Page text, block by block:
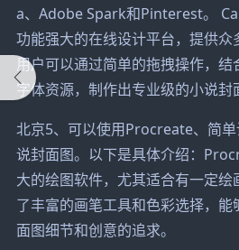
a、Adobe Spark和Pinterest。
功能强大的在线设计平台，提供众
用户可以通过简单的拖拽操作，
字体资源，制作出专业级的小说封
北京5、可以使用Procreate、简
说封面图。以下是具体介绍：
大的绘图软件，尤其适合有一定
了丰富的画笔工具和色彩选择，
面图细节和创意的追求。